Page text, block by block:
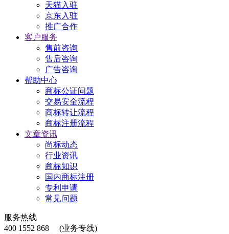
天猫入驻
京东入驻
推广合作
客户服务
售前咨询
售后咨询
广告咨询
帮助中心
商标公证问题
交易安全流程
商标转让流程
商标注册流程
文章资讯
尚标动态
行业资讯
商标知识
国内商标注册
专利申请
常见问题
服务热线
400 1552 868
(业务专线)